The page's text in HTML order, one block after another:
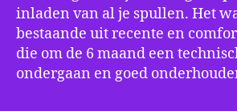
inladen van al je spullen. Het
bestaande uit recente en
die om de 6 maand een
ondergaan en goed